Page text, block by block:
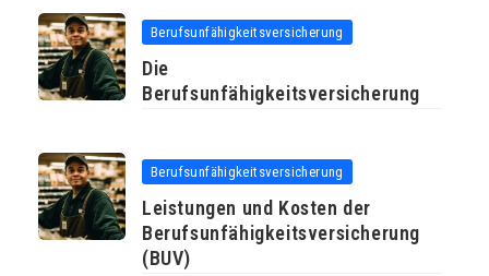
Berufsunfähigkeitsversicherung
Die
Berufsunfähigkeitsversicherung
Berufsunfähigkeitsversicherung
Leistungen und Kosten der
Berufsunfähigkeitsversicherung
(BUV)